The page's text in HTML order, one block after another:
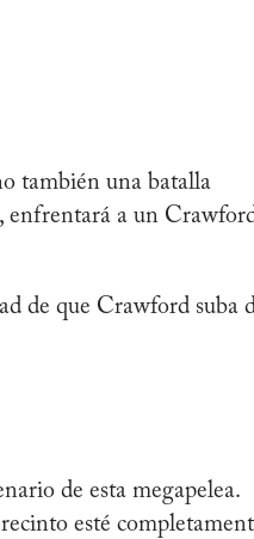
también una batalla
enfrentará a un
de que Crawford suba
de esta megapelea.
esté